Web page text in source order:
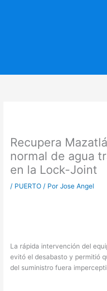
Recupera
normal de agua
en la Lock-Joint
/ PUERTO / PorJose Angel
La rápida intervención del
evitó el desabasto y permitió
del suministro fuera